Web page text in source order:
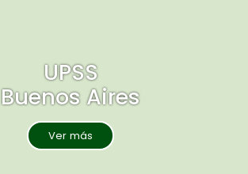
UPSS
Buenos Aires
Ver más